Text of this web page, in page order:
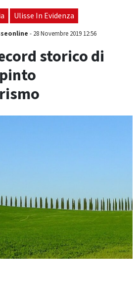
“Serve chiarezza!”"
Ulisse In Evidenza
- 28 Novembre 2019 12:56
storico di